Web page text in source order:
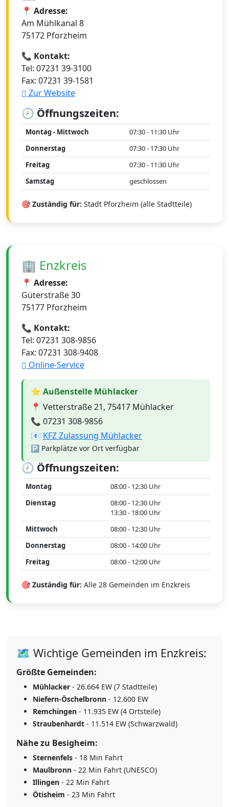
📍 Adresse:
Am Mühlkanal 8
75172 Pforzheim
📞 Kontakt:
Tel: 07231 39-3100
Fax: 07231 39-1581
Zur Website
🕗 Öffnungszeiten:
Montag - Mittwoch
07:30 - 11:30 Uhr
Donnerstag
07:30 - 17:30 Uhr
Freitag
07:30 - 11:30 Uhr
Samstag
geschlossen
🎯 Zuständig für: Stadt Pforzheim (alle Stadtteile)
🏢 Enzkreis
📍 Adresse:
Güterstraße 30
75177 Pforzheim
📞 Kontakt:
Tel: 07231 308-9856
Fax: 07231 308-9408
Online-Service
⭐ Außenstelle Mühlacker
📍 Vetterstraße 21, 75417 Mühlacker
📞 07231 308-9856
📧 KFZ Zulassung Mühlacker
🅿️ Parkplätze vor Ort verfügbar
🕗 Öffnungszeiten:
Montag
08:00 - 12:30 Uhr
Dienstag
08:00 - 12:30 Uhr
13:30 - 18:00 Uhr
Mittwoch
08:00 - 12:30 Uhr
Donnerstag
08:00 - 14:00 Uhr
Freitag
08:00 - 12:00 Uhr
🎯 Zuständig für: Alle 28 Gemeinden im Enzkreis
🗺️ Wichtige Gemeinden im Enzkreis:
Größte Gemeinden:
Mühlacker - 26.664 EW (7 Stadtteile)
Niefern-Öschelbronn - 12.600 EW
Remchingen - 11.935 EW (4 Ortsteile)
Straubenhardt - 11.514 EW (Schwarzwald)
Nähe zu Besigheim:
Sternenfels - 18 Min Fahrt
Maulbronn - 22 Min Fahrt (UNESCO)
Illingen - 22 Min Fahrt
Ötisheim - 23 Min Fahrt